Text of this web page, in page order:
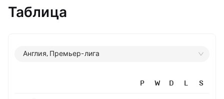
Таблица
Англия, Премьер-лига
P W D L S